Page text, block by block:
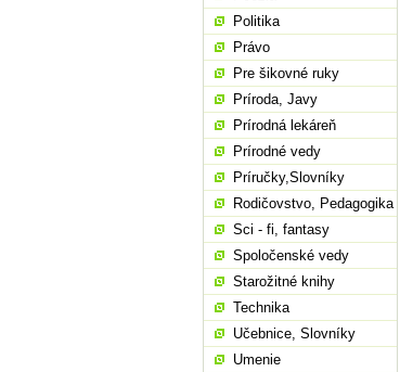
Politika
Právo
Pre šikovné ruky
Príroda, Javy
Prírodná lekáreň
Prírodné vedy
Príručky,Slovníky
Rodičovstvo, Pedagogika
Sci - fi, fantasy
Spoločenské vedy
Starožitné knihy
Technika
Učebnice, Slovníky
Umenie